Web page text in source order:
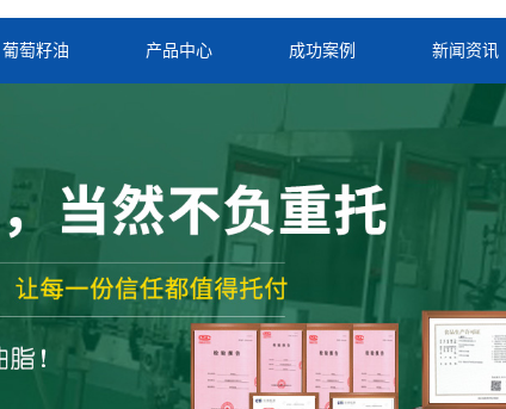
葡萄籽油 产品中心 成功案例 新闻资讯